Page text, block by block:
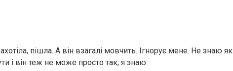
пішла. А він взагалі мовчить. Ігнорує мене. Не знаю як
і він теж не може просто так, я знаю.